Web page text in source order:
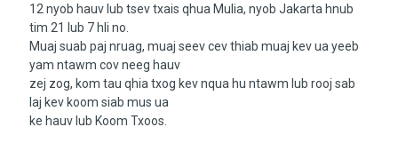
12 nyob hauv lub tsev txais qhua Mulia, nyob Jakarta hnub
tim 21 lub 7 hli no.
Muaj suab paj nruag, muaj seev cev thiab muaj kev ua yeeb
yam ntawm cov neeg hauv
zej zog, kom tau qhia txog kev nqua hu ntawm lub rooj sab
laj kev koom siab mus ua
ke hauv lub Koom Txoos.